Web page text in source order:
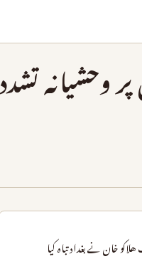
وحشیانہ تشدد
خان نے بغداد تباہ کیا